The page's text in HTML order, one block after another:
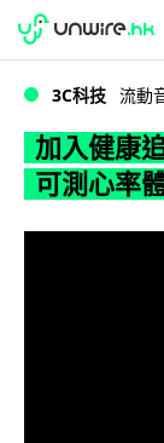
WWDC 2026
3C科技 流動
加入健康
可測心率